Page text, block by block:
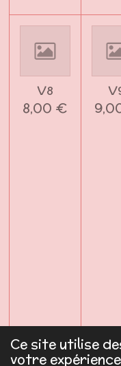
Ce site utilise
votre
V8
8,00 €
Ajouter au